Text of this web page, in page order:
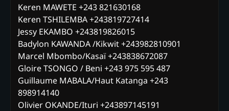
Keren MAWETE +243 821630168
Keren TSHILEMBA +243819727414
Jessy EKAMBO +243819826015
Badylon KAWANDA /Kikwit +243982810901
Marcel Mbombo/Kasaï +243838672087
Gloire TSONGO / Beni +243 975 595 487
Guillaume MABALA/Haut Katanga +243
898914140
Olivier OKANDE/Ituri +243897145191